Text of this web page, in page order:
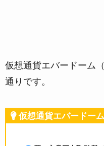
仮想通貨エバードーム
通りです。
仮想通貨エバードー